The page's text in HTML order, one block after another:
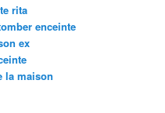
rita
enceinte
ex
la maison